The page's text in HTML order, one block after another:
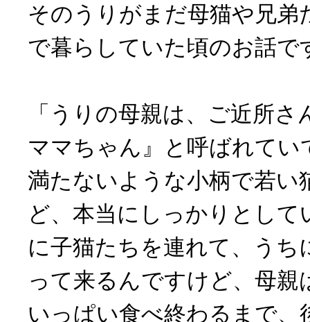
そのうりがまだ母猫や兄弟
で暮らしていた頃のお話で
「うりの母親は、ご近所
ママちゃん』と呼ばれてい
満たないような小柄で若い
ど、本当にしっかりとして
に子猫たちを連れて、うち
って来るんですけど、母親
いっぱい食べ終わるまで、